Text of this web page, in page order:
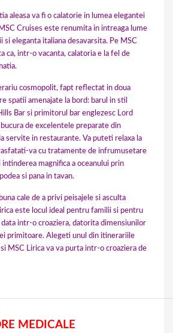
aleasa va fi o calatorie in lumea elegantei
Cruises este renumita in intreaga lume
si eleganta italiana desavarsita. Pe MSC
ca, intr-o vacanta, calatoria e la fel de
cosmopolit, fapt reflectat in doua
spatii amenajate la bord: barul in stil
Bar si primitorul bar englezesc Lord
de excelentele preparate din
servite in restaurante. Va puteti relaxa la
va cu tratamente de infrumusetare
magnifica a oceanului prin
si pana in tavan.
cale de a privi peisajele si asculta
este locul ideal pentru familii si pentru
intr-o croaziera, datorita dimensiunilor
primitoare. Alegeti unul din itinerariile
MSC Lirica va va purta intr-o croaziera de
MEDICALE